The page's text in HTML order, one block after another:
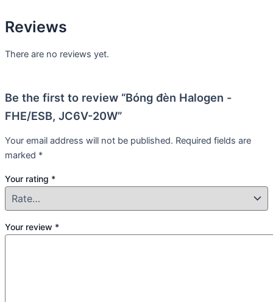
Reviews
There are no reviews yet.
Be the first to review “Bóng đèn Halogen -
FHE/ESB, JC6V-20W”
Your email address will not be published. Required fields are
marked *
Your rating *
Your review *